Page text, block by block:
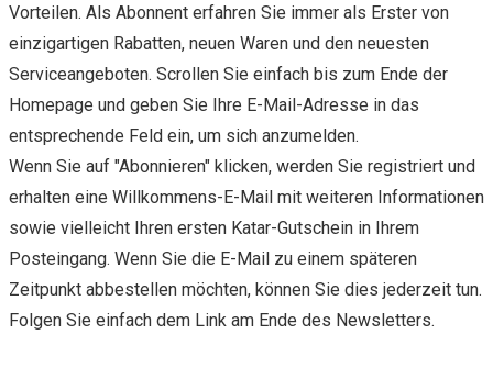
Vorteilen. Als Abonnent erfahren Sie immer als Erster von
einzigartigen Rabatten, neuen Waren und den neuesten
Serviceangeboten. Scrollen Sie einfach bis zum Ende der
Homepage und geben Sie Ihre E-Mail-Adresse in das
entsprechende Feld ein, um sich anzumelden.
Wenn Sie auf "Abonnieren" klicken, werden Sie registriert und
erhalten eine Willkommens-E-Mail mit weiteren Informationen
sowie vielleicht Ihren ersten Katar-Gutschein in Ihrem
Posteingang. Wenn Sie die E-Mail zu einem späteren
Zeitpunkt abbestellen möchten, können Sie dies jederzeit tun.
Folgen Sie einfach dem Link am Ende des Newsletters.